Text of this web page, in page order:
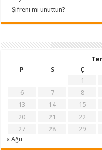
Şifreni mi unuttun?
P
S Ç
1
6
7 8
13
14 15
20
21 22
27
28 29
« Ağu